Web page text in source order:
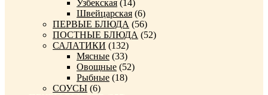
Узбекская (14)
Швейцарская (6)
ПЕРВЫЕ БЛЮДА (56)
ПОСТНЫЕ БЛЮДА (52)
САЛАТИКИ (132)
Мясные (33)
Овощные (52)
Рыбные (18)
СОУСЫ (6)